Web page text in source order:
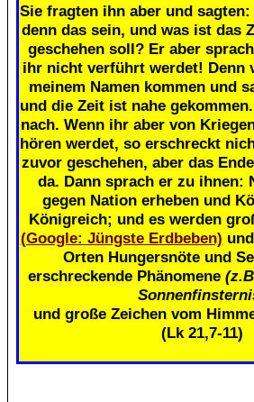
Sie fragten ihn aber und
denn das sein, und was ist das
geschehen soll? Er aber
ihr nicht verführt werdet! Denn
meinem Namen kommen und
und die Zeit ist nahe
nach. Wenn ihr aber von
hören werdet, so erschreckt
zuvor geschehen, aber das
da. Dann sprach er zu ihnen:
gegen Nation erheben und
Königreich; und es werden
(Google: Jüngste Erdbeben)
Orten Hungersnöte und
erschreckende Phänomene
und große Zeichen vom
(Lk 21,7-11)